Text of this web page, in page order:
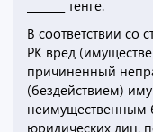
_______ тенге.
В соответствии со
РК вред
причиненный
(бездействием)
неимущественным
юридических лиц,